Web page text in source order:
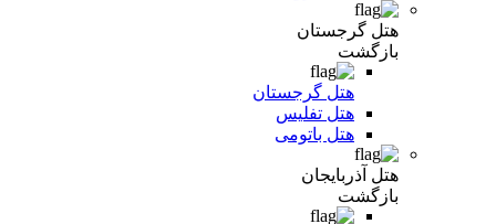
هتل گرجستان
بازگشت
هتل گرجستان
هتل تفلیس
هتل باتومی
هتل آذربایجان
بازگشت